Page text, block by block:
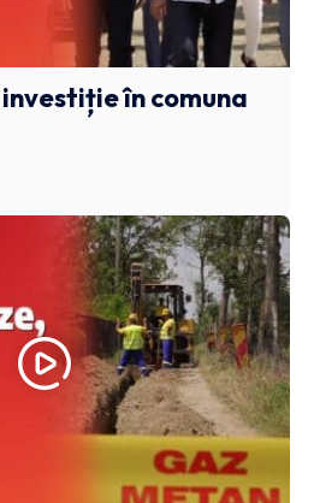
investiție în comuna